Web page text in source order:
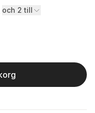
och 2 till